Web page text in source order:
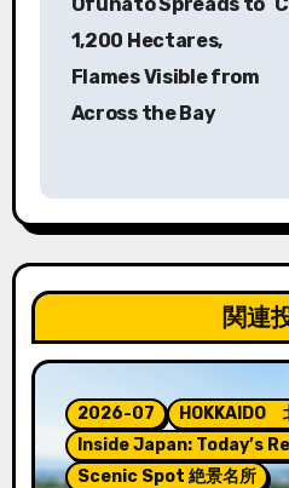
ナ
ビ
ー
シ
ョ
ン
1,200 Hectares,
Flames Visible from
Across the Bay
関連
2026-07
HOKKAIDO
Inside Japan: Today’s
Scenic Spot 絶景名所